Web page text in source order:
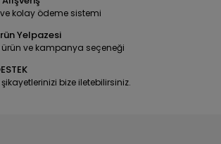
kolay ödeme sistemi
Yelpazesi
ürün ve kampanya seçeneği
şikayetlerinizi bize iletebilirsiniz.